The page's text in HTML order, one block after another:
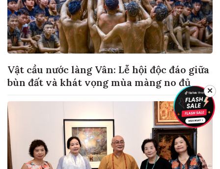
Vật cầu nước làng Vân: Lễ hội độc đáo giữa
bùn đất và khát vọng mùa màng no đủ
✕